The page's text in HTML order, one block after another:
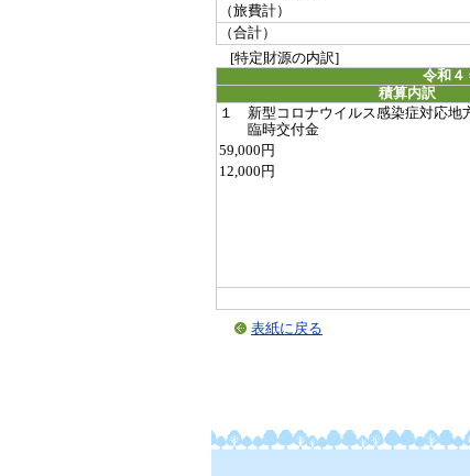
（旅費計）
（合計）
[特定財源の内訳]
令和４
積算内訳
１ 新型コロナウイルス感染症対応地
臨時交付金
59,000円
12,000円
表紙に戻る